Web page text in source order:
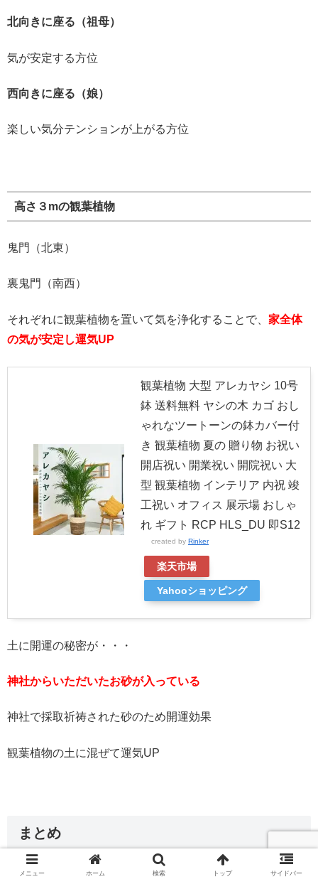
北向きに座る（祖母）
気が安定する方位
西向きに座る（娘）
楽しい気分テンションが上がる方位
高さ３mの観葉植物
鬼門（北東）
裏鬼門（南西）
それぞれに観葉植物を置いて気を浄化することで、 家全体
の気が安定し運気UP
観葉植物 大型 アレカヤシ 10号
鉢 送料無料 ヤシの木 カゴ おし
ゃれなツートーンの鉢カバー付
き 観葉植物 夏の 贈り物 お祝い
開店祝い 開業祝い 開院祝い 大
型 観葉植物 インテリア 内祝 竣
工祝い オフィス 展示場 おしゃ
れ ギフト RCP HLS_DU 即S12
created by Rinker
楽天市場
Yahooショッピング
土に開運の秘密が・・・
神社からいただいたお砂が入っている
神社で採取祈祷された砂のため開運効果
観葉植物の土に混ぜて運気UP
まとめ
教えてもらえたことをすぐに真似すれば運気UP間違いなし
メニュー ホーム 検索 トップ サイドバー